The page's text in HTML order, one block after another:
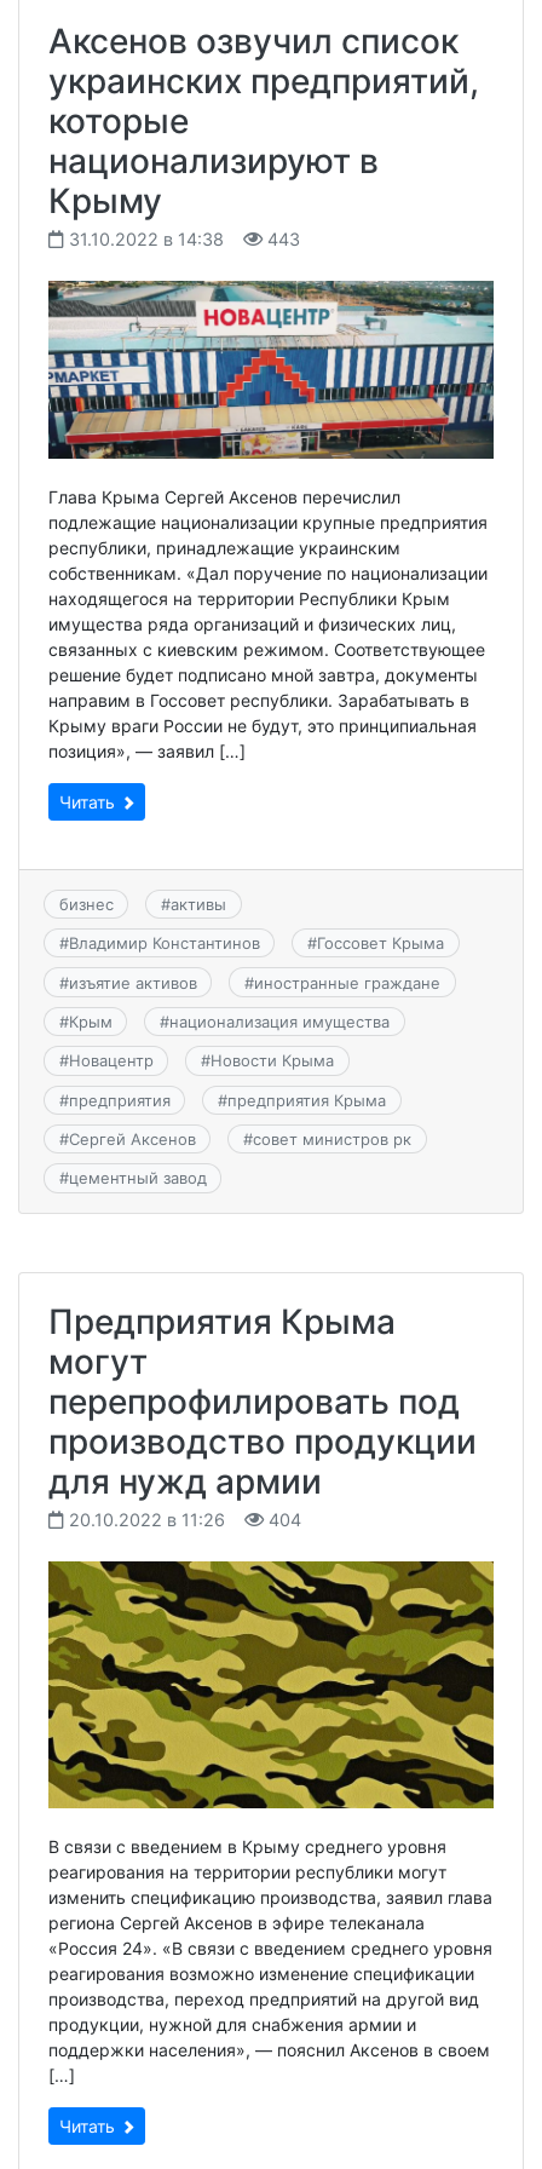
Аксенов озвучил список
украинских предприятий,
которые
национализируют в
Крыму
31.10.2022 в 14:38 443
Глава Крыма Сергей Аксенов перечислил
подлежащие национализации крупные предприятия
республики, принадлежащие украинским
собственникам. «Дал поручение по национализации
находящегося на территории Республики Крым
имущества ряда организаций и физических лиц,
связанных с киевским режимом. Соответствующее
решение будет подписано мной завтра, документы
направим в Госсовет республики. Зарабатывать в
Крыму враги России не будут, это принципиальная
позиция», — заявил […]
Читать
бизнес #активы
#Владимир Константинов #Госсовет Крыма
#изъятие активов #иностранные граждане
#Крым #национализация имущества
#Новацентр #Новости Крыма
#предприятия #предприятия Крыма
#Сергей Аксенов #совет министров рк
#цементный завод
Предприятия Крыма
могут
перепрофилировать под
производство продукции
для нужд армии
20.10.2022 в 11:26 404
В связи с введением в Крыму среднего уровня
реагирования на территории республики могут
изменить спецификацию производства, заявил глава
региона Сергей Аксенов в эфире телеканала
«Россия 24». «В связи с введением среднего уровня
реагирования возможно изменение спецификации
производства, переход предприятий на другой вид
продукции, нужной для снабжения армии и
поддержки населения», — пояснил Аксенов в своем
[…]
Читать